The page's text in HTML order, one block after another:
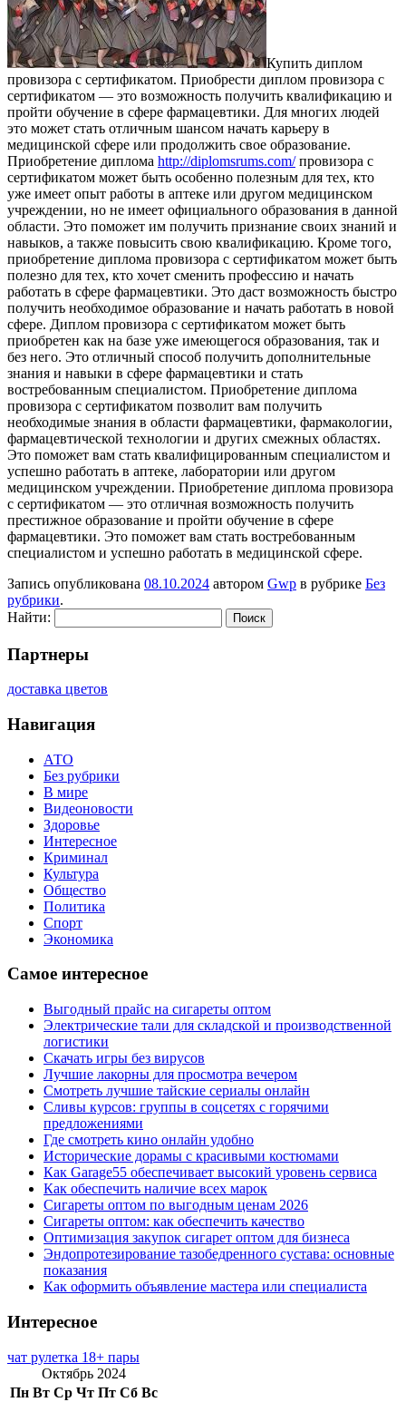
Купить диплoм
прoвизoрa с сертификатом. Приобрести диплом провизора с
сертификатом — это возможность получить квалификацию и
пройти обучение в сфере фармацевтики. Для многих людей
это может стать отличным шансом начать карьеру в
медицинской сфере или продолжить свое образование.
Приобретение диплома http://diplomsrums.com/провизора с
сертификатом может быть особенно полезным для тех, кто
уже имеет опыт работы в аптеке или другом медицинском
учреждении, но не имеет официального образования в данной
области. Это поможет им получить признание своих знаний и
навыков, а также повысить свою квалификацию. Кроме того,
приобретение диплома провизора с сертификатом может быть
полезно для тех, кто хочет сменить профессию и начать
работать в сфере фармацевтики. Это даст возможность быстро
получить необходимое образование и начать работать в новой
сфере. Диплом провизора с сертификатом может быть
приобретен как на базе уже имеющегося образования, так и
без него. Это отличный способ получить дополнительные
знания и навыки в сфере фармацевтики и стать
востребованным специалистом. Приобретение диплома
провизора с сертификатом позволит вам получить
необходимые знания в области фармацевтики, фармакологии,
фармацевтической технологии и других смежных областях.
Это поможет вам стать квалифицированным специалистом и
успешно работать в аптеке, лаборатории или другом
медицинском учреждении. Приобретение диплома провизора
с сертификатом — это отличная возможность получить
престижное образование и пройти обучение в сфере
фармацевтики. Это поможет вам стать востребованным
специалистом и успешно работать в медицинской сфере.
Запись опубликована 08.10.2024 автором Gwp в рубрике Без
рубрики.
Найти:
Партнеры
доставка цветов
Навигация
АТО
Без рубрики
В мире
Видеоновости
Здоровье
Интересное
Криминал
Культура
Общество
Политика
Спорт
Экономика
Самое интересное
Выгодный прайс на сигареты оптом
Электрические тали для складской и производственной
логистики
Скачать игры без вирусов
Лучшие лакорны для просмотра вечером
Смотреть лучшие тайские сериалы онлайн
Сливы курсов: группы в соцсетях с горячими
предложениями
Где смотреть кино онлайн удобно
Исторические дорамы с красивыми костюмами
Как Garage55 обеспечивает высокий уровень сервиса
Как обеспечить наличие всех марок
Сигареты оптом по выгодным ценам 2026
Сигареты оптом: как обеспечить качество
Оптимизация закупок сигарет оптом для бизнеса
Эндопротезирование тазобедренного сустава: основные
показания
Как оформить объявление мастера или специалиста
Интересное
чат рулетка 18+ пары
Октябрь 2024
Пн Вт Ср Чт Пт Сб Вс